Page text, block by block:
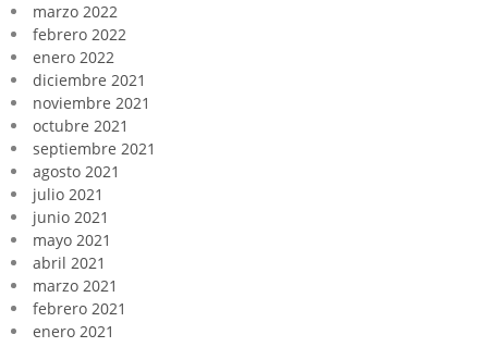
marzo 2022
febrero 2022
enero 2022
diciembre 2021
noviembre 2021
octubre 2021
septiembre 2021
agosto 2021
julio 2021
junio 2021
mayo 2021
abril 2021
marzo 2021
febrero 2021
enero 2021